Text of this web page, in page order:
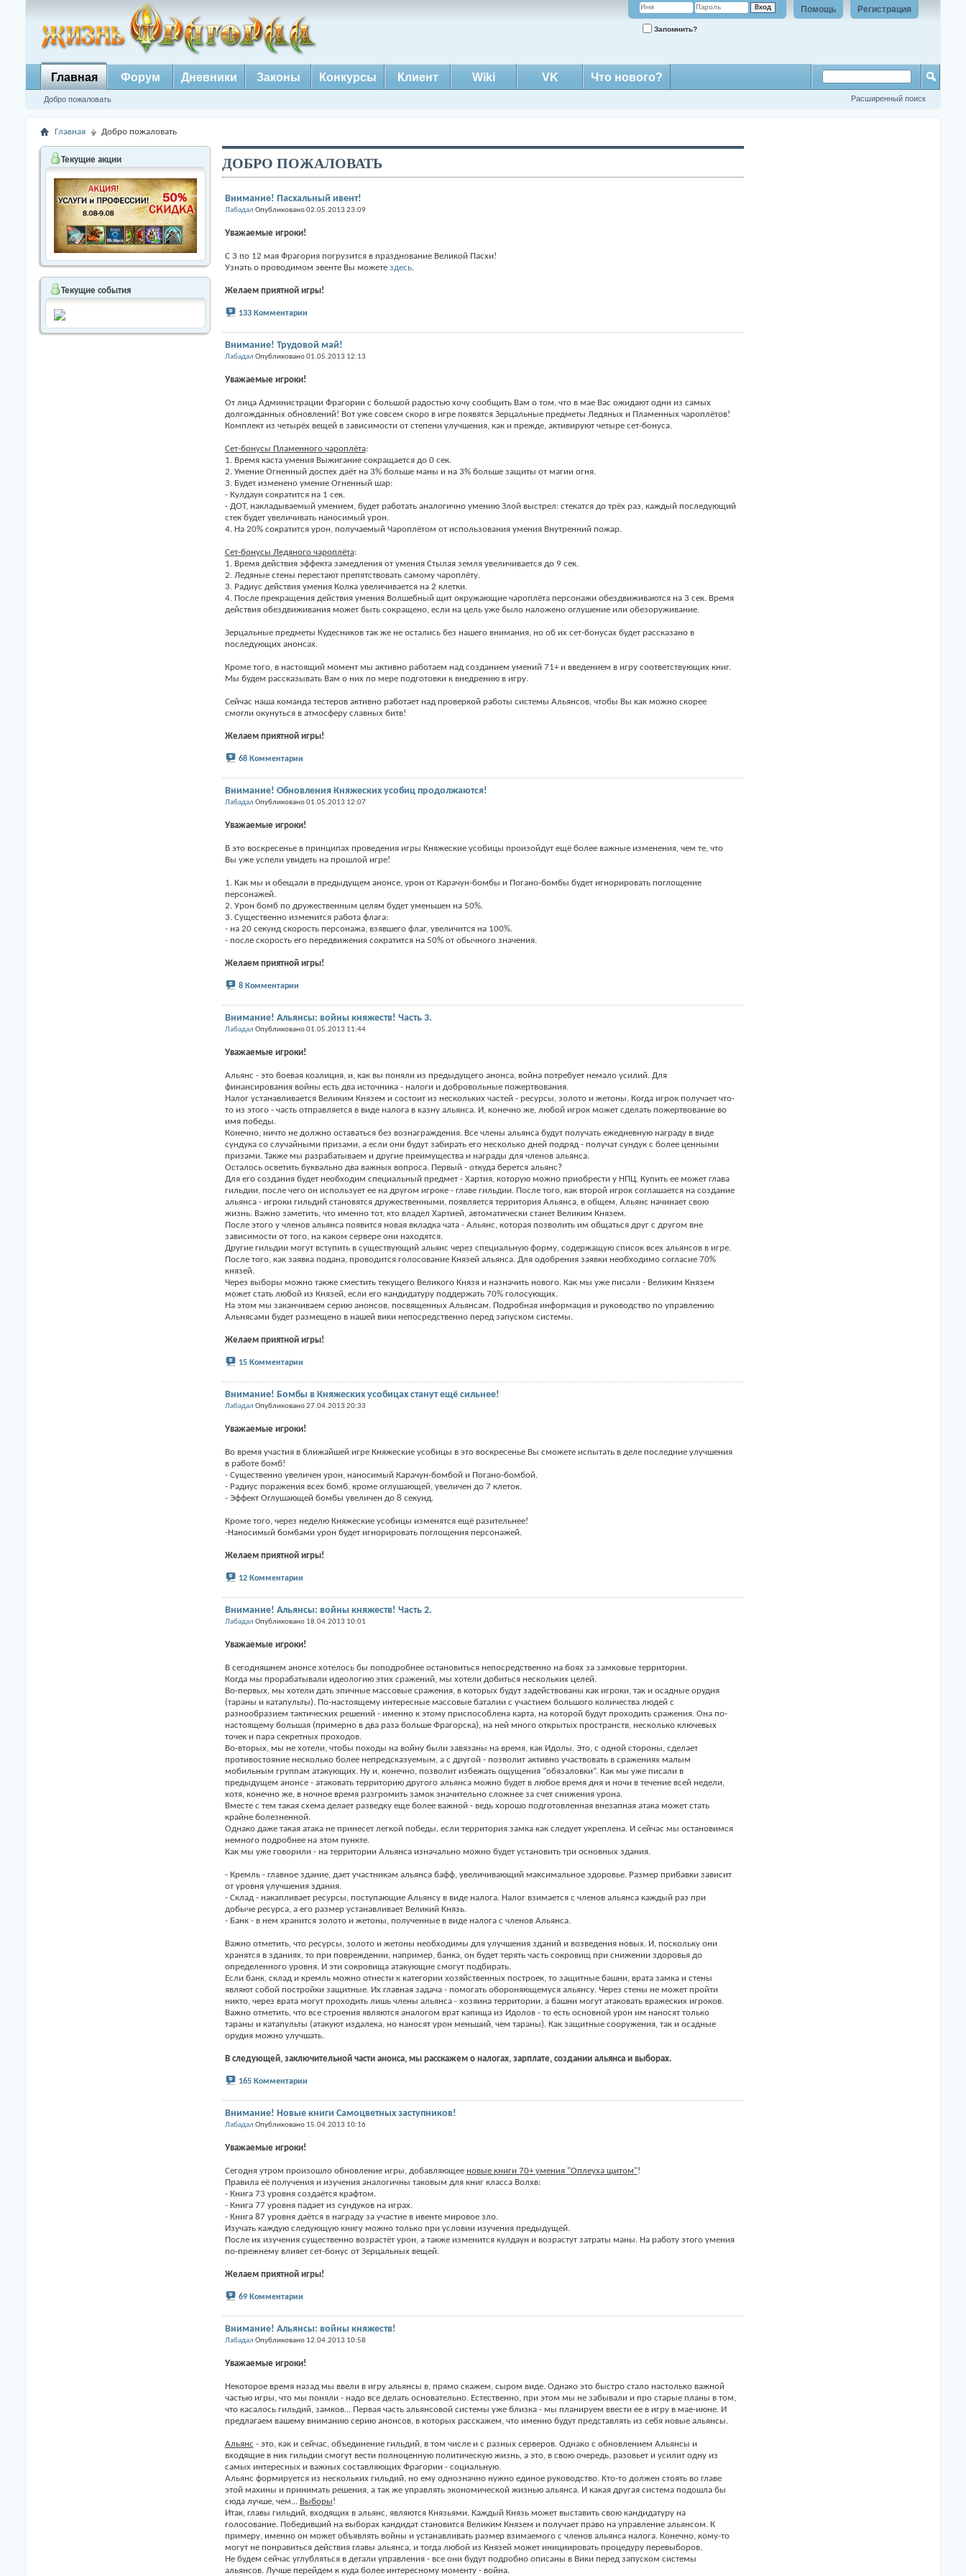
Регистрация
Помощь
Запомнить?
Главная
Добро пожаловать
Форум Дневники Законы Конкурсы Клиент Wiki VK Что нового?
Расширенный поиск
Главная Добро пожаловать
Текущие акции
Текущие события
ДОБРО ПОЖАЛОВАТЬ
Внимание! Пасхальный ивент!
Лабадал Опубликовано 02.05.2013 23:09
Уважаемые игроки!
С 3 по 12 мая Фрагория погрузится в празднование Великой Пасхи!
Узнать о проводимом эвенте Вы можете здесь.
Желаем приятной игры!
133 Комментарии
Внимание! Трудовой май!
Лабадал Опубликовано 01.05.2013 12:13
Уважаемые игроки!
От лица Администрации Фрагории с большой радостью хочу сообщить Вам о том, что в мае Вас ожидают одни из самых
долгожданных обновлений! Вот уже совсем скоро в игре появятся Зерцальные предметы Ледяных и Пламенных чароплётов!
Комплект из четырёх вещей в зависимости от степени улучшения, как и прежде, активируют четыре сет-бонуса.
Сет-бонусы Пламенного чароплёта:
1. Время каста умения Выжигание сокращается до 0 сек.
2. Умение Огненный доспех даёт на 3% больше маны и на 3% больше защиты от магии огня.
3. Будет изменено умение Огненный шар:
- Кулдаун сократится на 1 сек.
- ДОТ, накладываемый умением, будет работать аналогично умению Злой выстрел: стекатся до трёх раз, каждый последующий
стек будет увеличивать наносимый урон.
4. На 20% сократится урон, получаемый Чароплётом от использования умения Внутренний пожар.
Сет-бонусы Ледяного чароплёта:
1. Время действия эффекта замедления от умения Стылая земля увеличивается до 9 сек.
2. Ледяные стены перестают препятствовать самому чароплёту.
3. Радиус действия умения Колка увеличивается на 2 клетки.
4. После прекращения действия умения Волшебный щит окружающие чароплёта персонажи обездвиживаются на 3 сек. Время
действия обездвиживания может быть сокращено, если на цель уже было наложено оглушение или обезоруживание.
Зерцальные предметы Кудесников так же не остались без нашего внимания, но об их сет-бонусах будет рассказано в
последующих анонсах.
Кроме того, в настоящий момент мы активно работаем над созданием умений 71+ и введением в игру соответствующих книг.
Мы будем рассказывать Вам о них по мере подготовки к внедрению в игру.
Сейчас наша команда тестеров активно работает над проверкой работы системы Альянсов, чтобы Вы как можно скорее
смогли окунуться в атмосферу славных битв!
Желаем приятной игры!
68 Комментарии
Внимание! Обновления Княжеских усобиц продолжаются!
Лабадал Опубликовано 01.05.2013 12:07
Уважаемые игроки!
В это воскресенье в принципах проведения игры Княжеские усобицы произойдут ещё более важные изменения, чем те, что
Вы уже успели увидеть на прошлой игре!
1. Как мы и обещали в предыдущем анонсе, урон от Карачун-бомбы и Погано-бомбы будет игнорировать поглощение
персонажей.
2. Урон бомб по дружественным целям будет уменьшен на 50%.
3. Существенно изменится работа флага:
- на 20 секунд скорость персонажа, взявшего флаг, увеличится на 100%.
- после скорость его передвижения сократится на 50% от обычного значения.
Желаем приятной игры!
8 Комментарии
Внимание! Альянсы: войны княжеств! Часть 3.
Лабадал Опубликовано 01.05.2013 11:44
Уважаемые игроки!
Альянс - это боевая коалиция, и, как вы поняли из предыдущего анонса, война потребует немало усилий. Для
финансирования войны есть два источника - налоги и добровольные пожертвования.
Налог устанавливается Великим Князем и состоит из нескольких частей - ресурсы, золото и жетоны. Когда игрок получает что-
то из этого - часть отправляется в виде налога в казну альянса. И, конечно же, любой игрок может сделать пожертвование во
имя победы.
Конечно, ничто не должно оставаться без вознаграждения. Все члены альянса будут получать ежедневную награду в виде
сундука со случайными призами, а если они будут забирать его несколько дней подряд - получат сундук с более ценными
призами. Также мы разрабатываем и другие преимущества и награды для членов альянса.
Осталось осветить буквально два важных вопроса. Первый - откуда берется альянс?
Для его создания будет необходим специальный предмет - Хартия, которую можно приобрести у НПЦ. Купить ее может глава
гильдии, после чего он использует ее на другом игроке - главе гильдии. После того, как второй игрок соглашается на создание
альянса - игроки гильдий становятся дружественными, появляется территория Альянса, в общем, Альянс начинает свою
жизнь. Важно заметить, что именно тот, кто владел Хартией, автоматически станет Великим Князем.
После этого у членов альянса появится новая вкладка чата - Альянс, которая позволить им общаться друг с другом вне
зависимости от того, на каком сервере они находятся.
Другие гильдии могут вступить в существующий альянс через специальную форму, содержащую список всех альянсов в игре.
После того, как заявка подана, проводится голосование Князей альянса. Для одобрения заявки необходимо согласие 70%
князей.
Через выборы можно также сместить текущего Великого Князя и назначить нового. Как мы уже писали - Великим Князем
может стать любой из Князей, если его кандидатуру поддержать 70% голосующих.
На этом мы заканчиваем серию анонсов, посвященных Альянсам. Подробная информация и руководство по управлению
Альнясами будет размещено в нашей вики непосредственно перед запуском системы.
Желаем приятной игры!
15 Комментарии
Внимание! Бомбы в Княжеских усобицах станут ещё сильнее!
Лабадал Опубликовано 27.04.2013 20:33
Уважаемые игроки!
Во время участия в ближайшей игре Княжеские усобицы в это воскресенье Вы сможете испытать в деле последние улучшения
в работе бомб!
- Существенно увеличен урон, наносимый Карачун-бомбой и Погано-бомбой.
- Радиус поражения всех бомб, кроме оглушающей, увеличен до 7 клеток.
- Эффект Оглушающей бомбы увеличен до 8 секунд.
Кроме того, через неделю Княжеские усобицы изменятся ещё разительнее!
-Наносимый бомбами урон будет игнорировать поглощения персонажей.
Желаем приятной игры!
12 Комментарии
Внимание! Альянсы: войны княжеств! Часть 2.
Лабадал Опубликовано 18.04.2013 10:01
Уважаемые игроки!
В сегодняшнем анонсе хотелось бы поподробнее остановиться непосредственно на боях за замковые территории.
Когда мы прорабатывали идеологию этих сражений, мы хотели добиться нескольких целей.
Во-первых, мы хотели дать эпичные массовые сражения, в которых будут задействованы как игроки, так и осадные орудия
(тараны и катапульты). По-настоящему интересные массовые баталии с участием большого количества людей с
разнообразием тактических решений - именно к этому приспособлена карта, на которой будут проходить сражения. Она по-
настоящему большая (примерно в два раза больше Фрагорска), на ней много открытых пространств, несколько ключевых
точек и пара секретных проходов.
Во-вторых, мы не хотели, чтобы походы на войну были завязаны на время, как Идолы. Это, с одной стороны, сделает
противостояние несколько более непредсказуемым, а с другой - позволит активно участвовать в сражениях малым
мобильным группам атакующих. Ну и, конечно, позволит избежать ощущения “обязаловки”. Как мы уже писали в
предыдущем анонсе - атаковать территорию другого альянса можно будет в любое время дня и ночи в течение всей недели,
хотя, конечно же, в ночное время разгромить замок значительно сложнее за счет снижения урона.
Вместе с тем такая схема делает разведку еще более важной - ведь хорошо подготовленная внезапная атака может стать
крайне болезненной.
Однако даже такая атака не принесет легкой победы, если территория замка как следует укреплена. И сейчас мы остановимся
немного подробнее на этом пункте.
Как мы уже говорили - на территории Альянса изначально можно будет установить три основных здания.
- Кремль - главное здание, дает участникам альянса бафф, увеличивающий максимальное здоровье. Размер прибавки зависит
от уровня улучшения здания.
- Склад - накапливает ресурсы, поступающие Альянсу в виде налога. Налог взимается с членов альянса каждый раз при
добыче ресурса, а его размер устанавливает Великий Князь.
- Банк - в нем хранится золото и жетоны, полученные в виде налога с членов Альянса.
Важно отметить, что ресурсы, золото и жетоны необходимы для улучшения зданий и возведения новых. И, поскольку они
хранятся в зданиях, то при повреждении, например, банка, он будет терять часть сокровищ при снижении здоровья до
определенного уровня. И эти сокровища атакующие смогут подбирать.
Если банк, склад и кремль можно отнести к категории хозяйственных построек, то защитные башни, врата замка и стены
являют собой постройки защитные. Их главная задача - помогать обороняющемуся альянсу. Через стены не может пройти
никто, через врата могут проходить лишь члены альянса - хозяина территории, а башни могут атаковать вражеских игроков.
Важно отметить, что все строения являются аналогом врат капища из Идолов - то есть основной урон им наносят только
тараны и катапульты (атакуют издалека, но наносят урон меньший, чем тараны). Как защитные сооружения, так и осадные
орудия можно улучшать.
В следующей, заключительной части анонса, мы расскажем о налогах, зарплате, создании альянса и выборах.
165 Комментарии
Внимание! Новые книги Самоцветных заступников!
Лабадал Опубликовано 15.04.2013 10:16
Уважаемые игроки!
Сегодня утром произошло обновление игры, добавляющее новые книги 70+ умения "Оплеуха щитом"!
Правила её получения и изучения аналогичны таковым для книг класса Волхв:
- Книга 73 уровня создаётся крафтом.
- Книга 77 уровня падает из сундуков на играх.
- Книга 87 уровня даётся в награду за участие в ивенте мировое зло.
Изучать каждую следующую книгу можно только при условии изучения предыдущей.
После их изучения существенно возрастёт урон, а также изменится кулдаун и возрастут затраты маны. На работу этого умения
по-прежнему влияет сет-бонус от Зерцальных вещей.
Желаем приятной игры!
69 Комментарии
Внимание! Альянсы: войны княжеств!
Лабадал Опубликовано 12.04.2013 10:58
Уважаемые игроки!
Некоторое время назад мы ввели в игру альянсы в, прямо скажем, сыром виде. Однако это быстро стало настолько важной
частью игры, что мы поняли - надо все делать основательно. Естественно, при этом мы не забывали и про старые планы в том,
что касалось гильдий, замков... Первая часть альянсовой системы уже близка - мы планируем ввести ее в игру в мае-июне. И
предлагаем вашему вниманию серию анонсов, в которых расскажем, что именно будут представлять из себя новые альянсы.
Альянс - это, как и сейчас, объединение гильдий, в том числе и с разных серверов. Однако с обновлением Альянсы и
входящие в них гильдии смогут вести полноценную политическую жизнь, а это, в свою очередь, разовьет и усилит одну из
самых интересных и важных составляющих Фрагории - социальную.
Альянс формируется из нескольких гильдий, но ему однозначно нужно единое руководство. Кто-то должен стоять во главе
этой махины и принимать решения, а так же управлять экономической жизнью альянса. И какая другая система подошла бы
сюда лучше, чем...
Выборы!
Итак, главы гильдий, входящих в альянс, являются Князьями. Каждый Князь может выставить свою кандидатуру на
голосование. Победивший на выборах кандидат становится Великим Князем и получает право на управление альянсом. К
примеру, именно он может объявлять войны и устанавливать размер взимаемого с членов альянса налога. Конечно, кому-то
могут не понравиться действия главы альянса, и тогда любой из Князей может инициировать процедуру перевыборов.
Не будем сейчас углубляться в детали управления - все они будут подробно описаны в Вики перед запуском системы
альянсов. Лучше перейдем к куда более интересному моменту - война.